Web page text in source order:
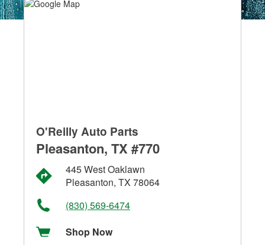
O'Reilly Auto Parts
Pleasanton, TX #770
445 West Oaklawn
Pleasanton, TX 78064
(830) 569-6474
Shop Now